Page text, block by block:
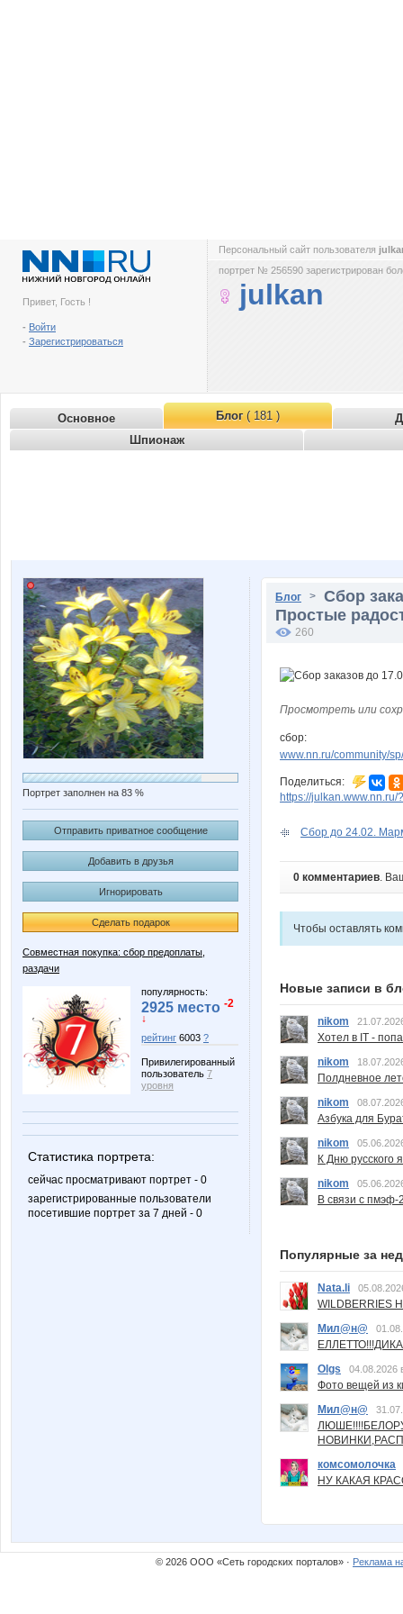
Привет, Гость !
- Войти
- Зарегистрироваться
Персональный сайт пользователя
портрет № 256590 зарегистрирован
julkan
Основное Блог( 181 )
Шпионаж
Портрет заполнен на 83 %
Отправить приватное сообщение
Добавить в друзья
Игнорировать
Сделать подарок
Совместная покупка: сбор предоплаты,
раздачи
популярность:
2925 место -2
↓
рейтинг 6003 ?
Привилегированный
пользователь 7
уровня
Статистика портрета:
сейчас просматривают портрет - 0
зарегистрированные пользователи
посетившие портрет за 7 дней - 0
Блог > Сбор
Простые
260
Просмотреть или
сбор:
www.nn.ru/community/
Поделиться:
https://julkan.www.nn.ru/
Сбор до 24.02.
0 комментариев.
Чтобы оставлять
Новые записи в
nikom
Хотел в IT -
nikom
Полдневное
nikom
Азбука для
nikom
К Дню русского
nikom
В связи с пмэф-
Популярные за
Nata.li
Мил@н@
Olgs
04.08.2026
Фото вещей из
Мил@н@
комсомолочка
НУ КАКАЯ
© 2026 ООО «Сеть городских порталов» · Реклама